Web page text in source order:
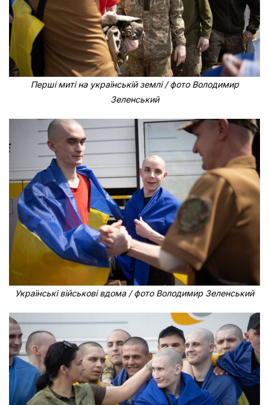
Перші миті на українській землі / фото Володимир
Зеленський
Українські військові вдома / фото Володимир Зеленський